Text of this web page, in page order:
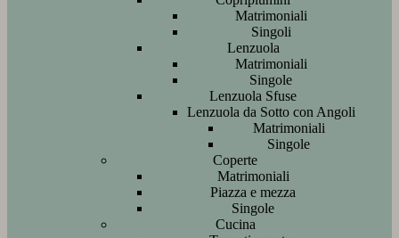
Matrimoniali
Singoli
Lenzuola
Matrimoniali
Singole
Lenzuola Sfuse
Lenzuola da Sotto con Angoli
Matrimoniali
Singole
Coperte
Matrimoniali
Piazza e mezza
Singole
Cucina